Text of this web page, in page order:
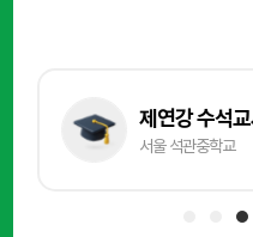
제연강 수석
서울 석관중학교